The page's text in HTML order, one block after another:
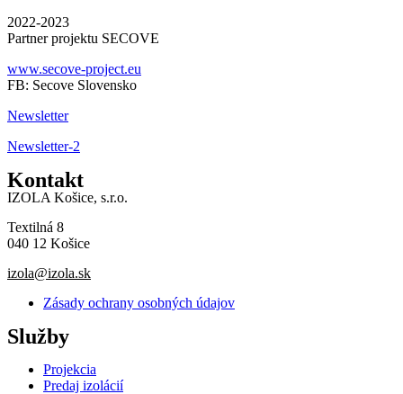
2022-2023
Partner projektu SECOVE
www.secove-project.eu
FB: Secove Slovensko
Newsletter
Newsletter-2
Kontakt
IZOLA Košice, s.r.o.
Textilná 8
040 12 Košice
izola@izola.sk
Zásady ochrany osobných údajov
Služby
Projekcia
Predaj izolácií